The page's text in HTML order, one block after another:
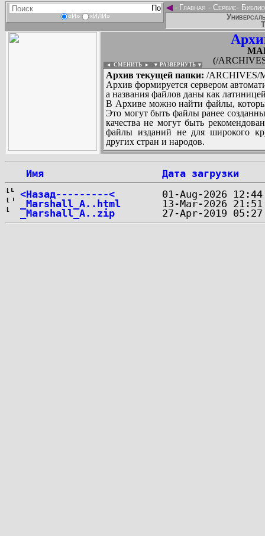
«И» «ИЛИ»
◄- Главная - Сервис-
(/
◄ СМЕНИТЬ ► ▼ РАЗВЕРНУТЬ ▼
Архив текущей папки: /ARCHIVES/
Архив формируется сервером
а названия файлов даны как
В Архиве можно найти файлы,
Это могут быть файлы ранее
качества не могут быть
файлы изданий не для широкого
других стран и народов.
Имя
Дата загрузки
<Назад---------<
_Marshall_A..html
_Marshall_A..zip